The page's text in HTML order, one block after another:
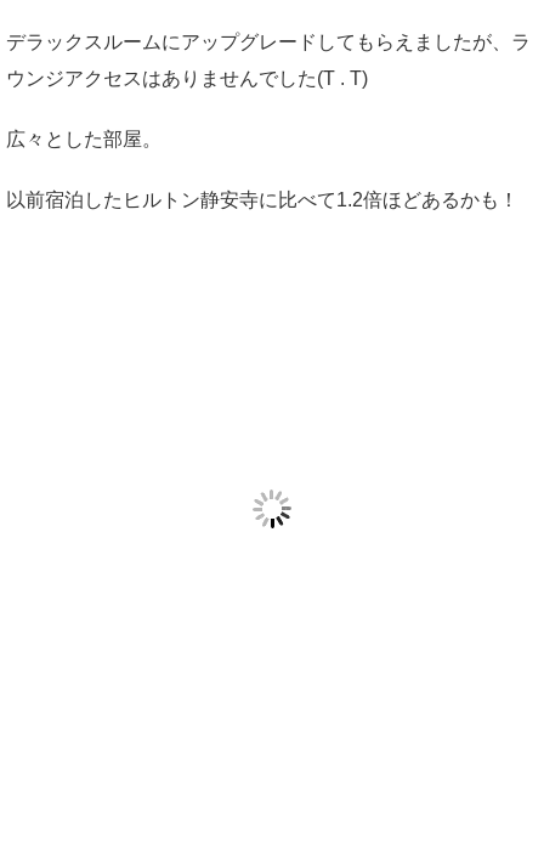
デラックスルームにアップグレードしてもらえましたが、ラ
ウンジアクセスはありませんでした(T . T)
広々とした部屋。
以前宿泊したヒルトン静安寺に比べて1.2倍ほどあるかも！